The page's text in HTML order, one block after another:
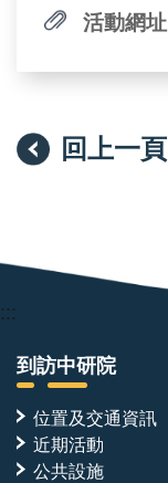
活動網址
回上一頁
:::
到訪中研院
位置及交通資訊
近期活動
公共設施